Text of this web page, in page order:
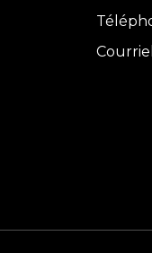
Courriel